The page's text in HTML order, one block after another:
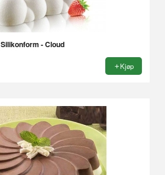
Silikonform - Cloud
Kjøp